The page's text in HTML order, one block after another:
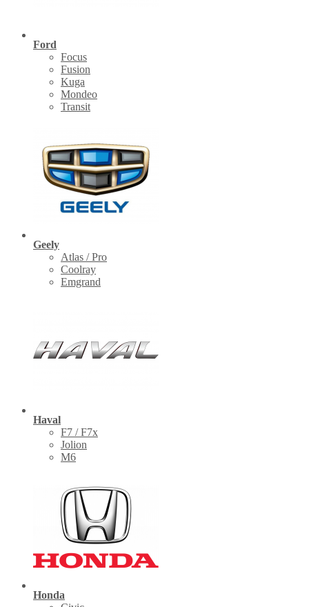
Ford
Focus
Fusion
Kuga
Mondeo
Transit
Geely
Atlas / Pro
Coolray
Emgrand
Haval
F7 / F7x
Jolion
M6
Honda